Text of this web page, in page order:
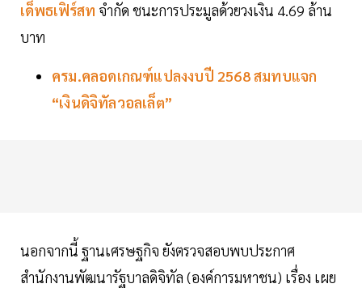
เด็พธเฟิร์สท จำกัด ชนะการประมูลด้วยวงเงิน 4.69 ล้าน
บาท
ครม.คลอดเกณฑ์แปลงงบปี 2568 สมทบแจก
“เงินดิจิทัลวอลเล็ต”
นอกจากนี้ ฐานเศรษฐกิจ ยังตรวจสอบพบประกาศ
สำนักงานพัฒนารัฐบาลดิจิทัล (องค์การมหาชน) เรื่อง เผย